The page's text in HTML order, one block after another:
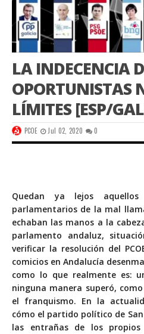
LA INDECENCIA
OPORTUNISTAS
LÍMITES [ESP/
PCOE Jul 02, 2020 0
Quedan ya lejos
parlamentarios de la mal
echaban las manos a la
parlamento andaluz,
verificar la resolución del
comicios en Andalucía
como lo que realmente es:
ninguna manera superó,
el franquismo. En la
cómo el partido político de
las entrañas de los